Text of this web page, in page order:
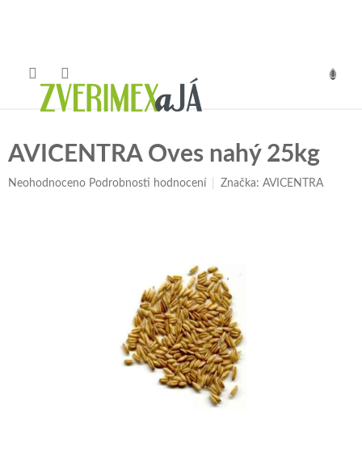
AVICENTRA Oves nahý 25kg
Průměrné
Neohodnoceno Podrobnosti hodnocení Značka:AVICENTRA